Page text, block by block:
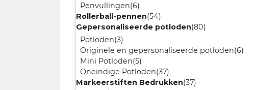
Penvullingen(6)
Rollerball-pennen(54)
Gepersonaliseerde potloden(80)
Potloden(3)
Originele en gepersonaliseerde potloden(6)
Mini Potloden(5)
Oneindige Potloden(37)
Markeerstiften Bedrukken(37)